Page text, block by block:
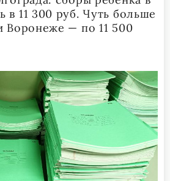
11 300 руб. Чуть больше
Воронеже — по 11 500